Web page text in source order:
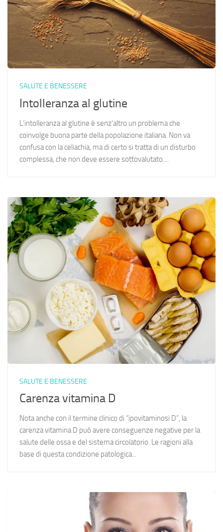
SALUTE E BENESSERE
Intolleranza al glutine
L’intolleranza al glutine è senz’altro un problema che
coinvolge buona parte della popolazione italiana. Non va
confusa con la celiachia, ma di certo si tratta di un disturbo
complessa, che non deve essere sottovalutato....
SALUTE E BENESSERE
Carenza vitamina D
Nota anche con il termine clinico di “ipovitaminosi D”, la
carenza vitamina D può avere conseguenze negative per la
salute delle ossa e del sistema circolatorio. Le ragioni alla
base di questa condizione patologica...